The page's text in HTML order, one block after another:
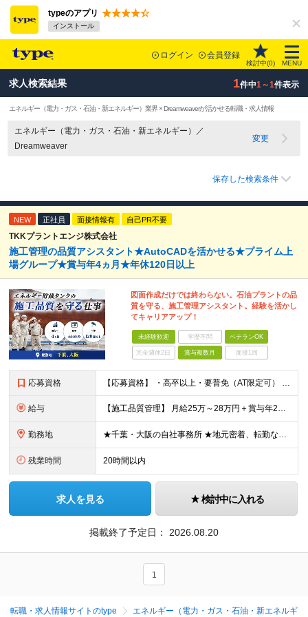
typeのアプリ
インストール
ログイン 会員登録
検討中(0) MENU
求人検索結果 1件中1～1件表示
エネルギー（電力・ガス・石油・新エネルギー）業界 × Dreamweaverが活かせる転職・求人情報
エネルギー（電力・ガス・石油・新エネルギー）／
Dreamweaver
変更
保存した検索条件
NEW 正社員 面接情報有 自己PR不要
TKKプラントエンジ株式会社
施工管理の品質アシスタント★AutoCADを活かせる★プライム上
場グループ★賞与年4ヵ月★年休120日以上
図面作成だけでは終わらない。石油プラントの品
質を守る、施工管理アシスタント。経験を活かし
てキャリアアップ！
未経験歓迎 学歴不問 ベテランOK
完全週休2日 賞与複数月 面接1回
応募資格 【応募資格】 ・高卒以上・要普免（AT限定可） ・AutoCADの経験者 →自社で図面を一部変更する場合があるため。設計分野は不問です。 ・施工図面が読めること 【歓迎する経験】 ◎AutoCADの
給与 【施工品質管理】 月給25万～28万円＋賞与年2回（原則固定支給額4ヵ月分）＋諸手当（残業手当全額など） ※経験・能力・前職給与を考慮して優遇します。 ※残業代は別途全額支給します。 ※試用期間は6
勤務地 ★千葉・大阪の自社事務所 ★地元密着、転勤なし！ ★Ｕ・Iターン歓迎！（面接交通費支給） 【具体的な勤務地】 ※当社堺事務所（大阪）もしくは五井事務所（千葉） ◆堺事務所 （住所） 大阪府堺市堺区
残業時間 20時間以内
求人を見る 検討中に入れる
掲載終了予定日： 2026.08.20
1
転職・求人情報サイトのtype エネルギー（電力・ガス・石油・新エネルギ